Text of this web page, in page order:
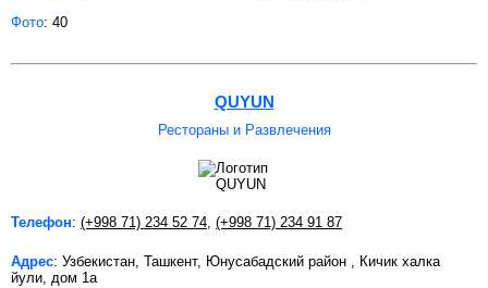
Фото: 40
QUYUN
Рестораны и Развлечения
Телефон: (+998 71) 234 52 74, (+998 71) 234 91 87
Адрес: Узбекистан, Ташкент, Юнусабадский район , Кичик халка
йули, дом 1а